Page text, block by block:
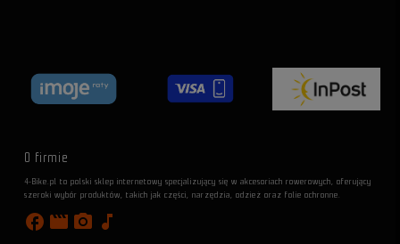
O firmie
4-Bike.pl to polski sklep internetowy specjalizujący się w akcesoriach rowerowych, oferujący
szeroki wybór produktów, takich jak części, narzędzia, odzież oraz folie ochronne.
facebook movie photo_camera music_note